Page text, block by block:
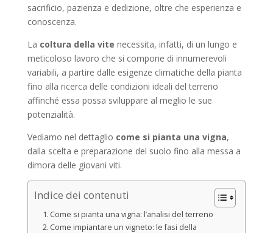
sacrificio, pazienza e dedizione, oltre che esperienza e
conoscenza.
La coltura della vite necessita, infatti, di un lungo e
meticoloso lavoro che si compone di innumerevoli
variabili, a partire dalle esigenze climatiche della pianta
fino alla ricerca delle condizioni ideali del terreno
affinché essa possa sviluppare al meglio le sue
potenzialità.
Vediamo nel dettaglio come si pianta una vigna,
dalla scelta e preparazione del suolo fino alla messa a
dimora delle giovani viti.
Indice dei contenuti
Come si pianta una vigna: l’analisi del terreno
Come impiantare un vigneto: le fasi della